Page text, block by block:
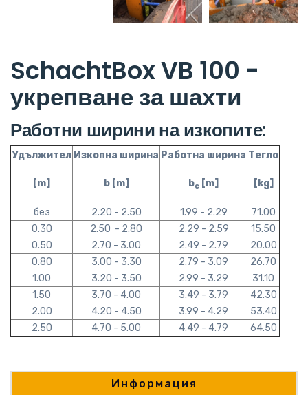
SchachtBox VB 100 -
укрепване за шахти
Работни ширини на изкопите:
Удължител
[m]
Изкопна ширина
b [m]
Работна ширина
bc [m]
Тегло
[kg]
без 2.20 - 2.50 1.99 - 2.29
71.00
0.30
2.50 - 2.80 2.29 - 2.59
15.50
0.50
2.70 - 3.00 2.49 - 2.79
20.00
0.80
3.00 - 3.30 2.79 - 3.09
26.70
1.00
3.20 - 3.50 2.99 - 3.29
31.10
1.50
3.70 - 4.00 3.49 - 3.79
42.30
2.00
4.20 - 4.50 3.99 - 4.29
53.40
2.50
4.70 - 5.00 4.49 - 4.79 64.50
Информация